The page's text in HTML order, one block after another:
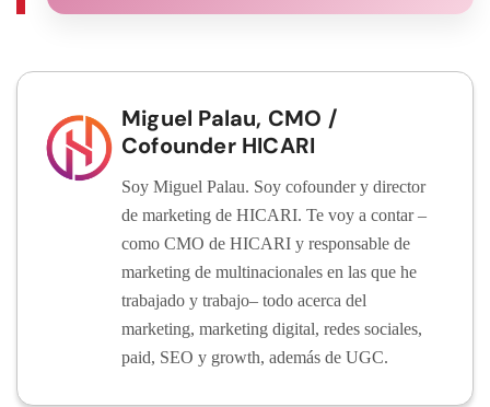
Miguel Palau, CMO /
Cofounder HICARI
Soy Miguel Palau. Soy cofounder y director
de marketing de HICARI. Te voy a contar –
como CMO de HICARI y responsable de
marketing de multinacionales en las que he
trabajado y trabajo– todo acerca del
marketing, marketing digital, redes sociales,
paid, SEO y growth, además de UGC.